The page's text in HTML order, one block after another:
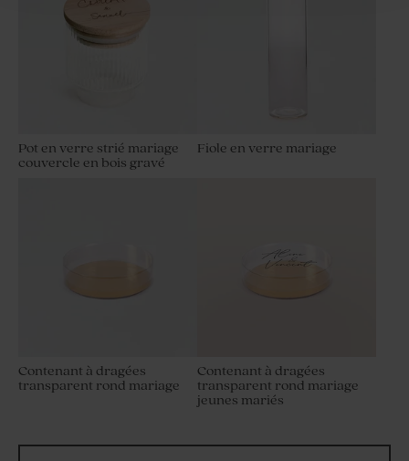
Pot en verre strié mariage
couvercle en bois gravé
Fiole en verre mariage
Contenant à dragées
transparent rond mariage
Contenant à dragées
transparent rond mariage
jeunes mariés